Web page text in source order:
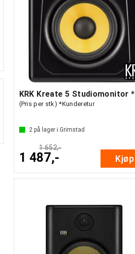
KRK Kreate 5 Studiomonitor *
(Pris per stk) *Kunderetur
2på lager i Grimstad
1 652,-
1 487,- Kjøp